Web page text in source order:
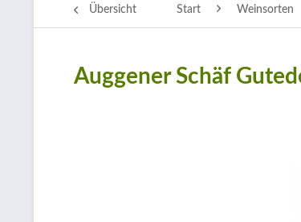
Übersicht Start Weinsorten
Auggener Schäf